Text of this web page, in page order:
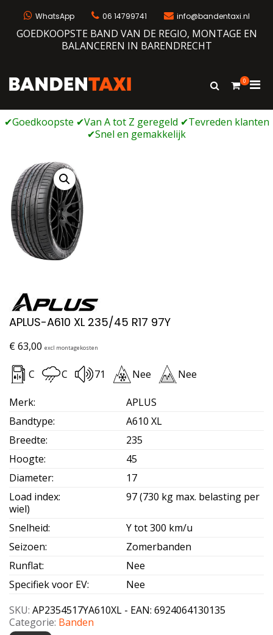
WhatsApp 06 14799741 info@bandentaxi.nl
GOEDKOOPSTE BAND VAN DE REGIO, MONTAGE EN
BALANCEREN IN BARENDRECHT
Bandengarage met eigen webshop
Toon
0
voor
APLUS-A610 XL 235/45 R17 97Y
€63,00 excl montagekosten
C C 71 Nee Nee
Merk:
APLUS
Bandtype:
A610 XL
Breedte:
235
Hoogte:
45
Diameter:
17
Load index:
97 (730 kg max. belasting per
wiel)
Snelheid:
Y tot 300 km/u
Seizoen:
Zomerbanden
Runflat:
Nee
Specifiek voor EV:
Nee
SKU: AP2354517YA610XL - EAN: 6924064130135
Categorie: Banden